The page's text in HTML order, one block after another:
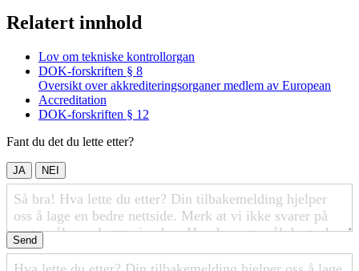
Relatert innhold
Lov om tekniske kontrollorgan
DOK-forskriften § 8
Oversikt over akkrediteringsorganer medlem av European
Accreditation
DOK-forskriften § 12
Fant du det du lette etter?
JA NEI
Send